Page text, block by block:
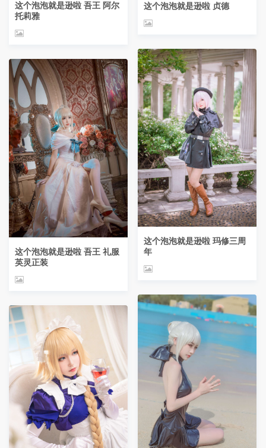
这个泡泡就是逊啦 吾王 阿尔
托莉雅
这个泡泡就是逊啦 吾王 礼服
英灵正装
这个泡泡就是逊啦 贞德
这个泡泡就是逊啦 玛修三周
年